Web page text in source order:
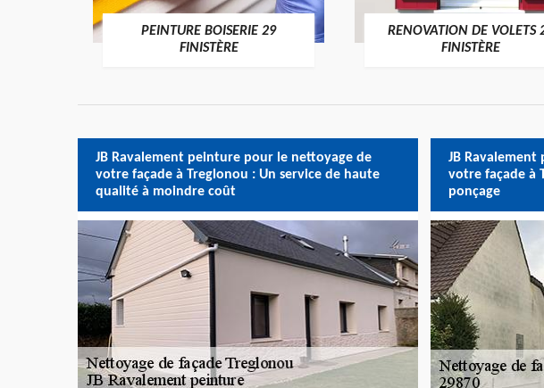
PEINTURE BOISERIE 29
FINISTÈRE
RENOVATION DE VOLETS
FINISTÈRE
JB Ravalement peinture pour le nettoyage de
votre façade à Treglonou : Un service de haute
qualité à moindre coût
JB
votre façade à
ponçage